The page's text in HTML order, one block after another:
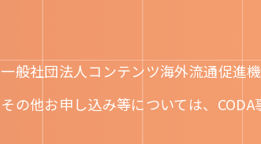
一般社団法人コンテンツ海外流通促進
その他お申し込み等については、